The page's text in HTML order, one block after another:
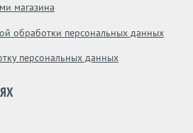
магазина
обработки персональных данных
персональных данных